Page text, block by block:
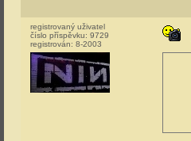
registrovaný uživatel
číslo příspěvku: 9729
registrován: 8-2003